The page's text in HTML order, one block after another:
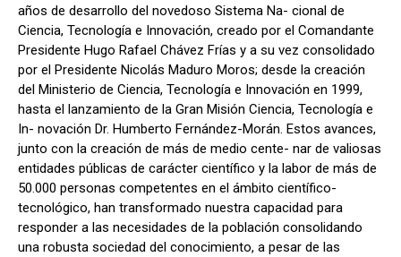
años de desarrollo del novedoso Sistema Na- cional de
Ciencia, Tecnología e Innovación, creado por el Comandante
Presidente Hugo Rafael Chávez Frías y a su vez consolidado
por el Presidente Nicolás Maduro Moros; desde la creación
del Ministerio de Ciencia, Tecnología e Innovación en 1999,
hasta el lanzamiento de la Gran Misión Ciencia, Tecnología e
In- novación Dr. Humberto Fernández-Morán. Estos avances,
junto con la creación de más de medio cente- nar de valiosas
entidades públicas de carácter científico y la labor de más de
50.000 personas competentes en el ámbito científico-
tecnológico, han transformado nuestra capacidad para
responder a las necesidades de la población consolidando
una robusta sociedad del conocimiento, a pesar de las